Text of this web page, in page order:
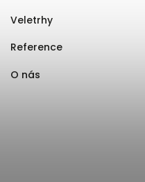
Veletrhy
Reference
O nás